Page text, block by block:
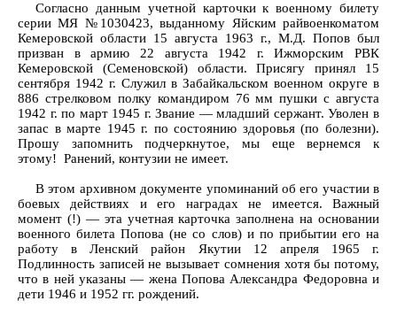
Согласно данным учетной карточки к военному билету
серии МЯ №1030423, выданному Яйским райвоенкоматом
Кемеровской области 15 августа 1963 г., М.Д. Попов был
призван в армию 22 августа 1942 г. Ижморским РВК
Кемеровской (Семеновской) области. Присягу принял 15
сентября 1942 г. Служил в Забайкальском военном округе в
886 стрелковом полку командиром 76 мм пушки с августа
1942 г. по март 1945 г. Звание — младший сержант. Уволен в
запас в марте 1945 г. по состоянию здоровья (по болезни).
Прошу запомнить подчеркнутое, мы еще вернемся к
этому! Ранений, контузии не имеет.
В этом архивном документе упоминаний об его участии в
боевых действиях и его наградах не имеется. Важный
момент (!) — эта учетная карточка заполнена на основании
военного билета Попова (не со слов) и по прибытии его на
работу в Ленский район Якутии 12 апреля 1965 г.
Подлинность записей не вызывает сомнения хотя бы потому,
что в ней указаны — жена Попова Александра Федоровна и
дети 1946 и 1952 гг. рождений.